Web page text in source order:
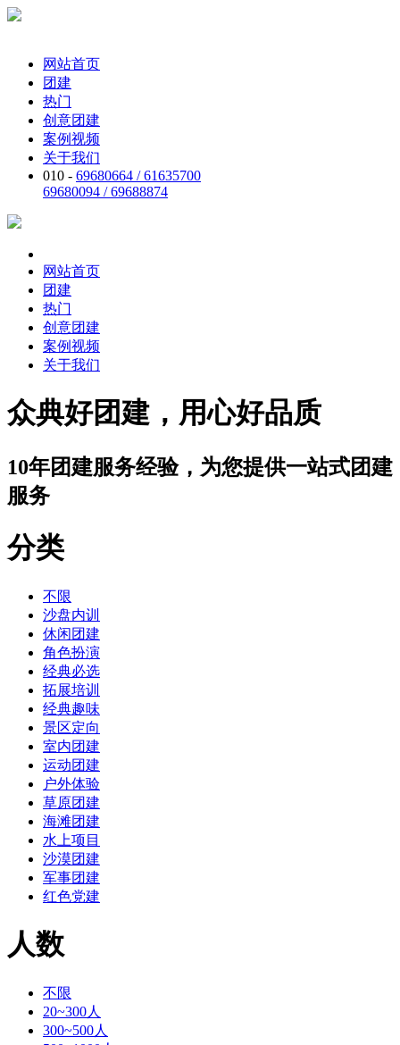
网站首页
团建
热门
创意团建
案例视频
关于我们
010 - 69680664 / 61635700
69680094 / 69688874
网站首页
团建
热门
创意团建
案例视频
关于我们
众典好团建，用心好品质
10年团建服务经验，为您提供一站式团建
服务
分类
不限
沙盘内训
休闲团建
角色扮演
经典必选
拓展培训
经典趣味
景区定向
室内团建
运动团建
户外体验
草原团建
海滩团建
水上项目
沙漠团建
军事团建
红色党建
人数
不限
20~300人
300~500人